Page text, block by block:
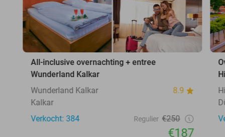
All-inclusive overnachting + entree
Wunderland Kalkar
Wunderland Kalkar
8.9
Kalkar
Verkocht: 384
Regulier €250
€187